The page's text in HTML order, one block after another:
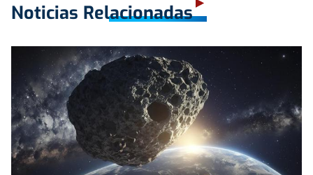
Noticias Relacionadas